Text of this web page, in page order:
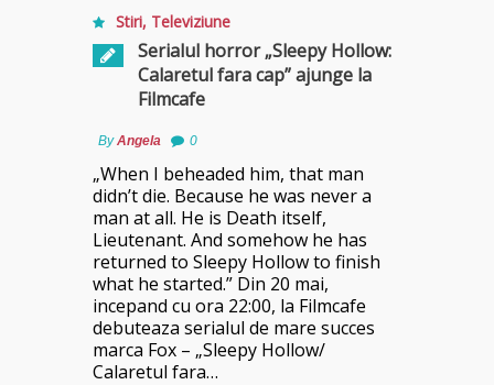
Stiri, Televiziune
Serialul horror „Sleepy Hollow:
Calaretul fara cap” ajunge la
Filmcafe
ByAngela 0
„When I beheaded him, that man
didn’t die. Because he was never a
man at all. He is Death itself,
Lieutenant. And somehow he has
returned to Sleepy Hollow to finish
what he started.” Din 20 mai,
incepand cu ora 22:00, la Filmcafe
debuteaza serialul de mare succes
marca Fox – „Sleepy Hollow/
Calaretul fara…